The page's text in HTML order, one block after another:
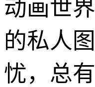
动画世
的私人
忧，总